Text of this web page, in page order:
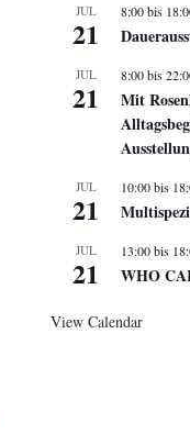
JUL
21
8:00bis
JUL
21
8:00bis
Mit
JUL
21
10:00bis
JUL
21
13:00bis
WHO
View Calendar